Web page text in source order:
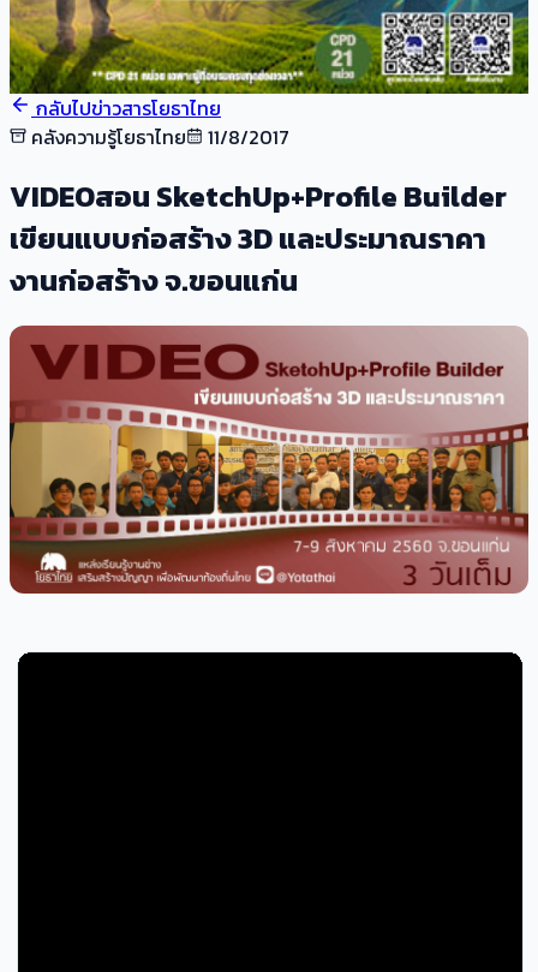
กลับไปข่าวสารโยธาไทย
คลังความรู้โยธาไทย
11/8/2017
VIDEOสอน SketchUp+Profile Builder
เขียนแบบก่อสร้าง 3D และประมาณราคา
งานก่อสร้าง จ.ขอนแก่น